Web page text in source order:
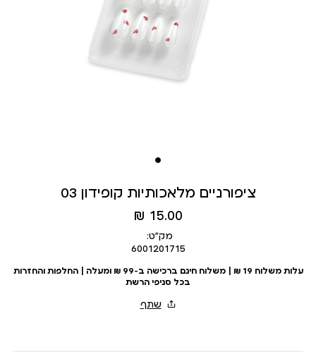
ציפורניים מלאכותיות קופידון 03
מחיר
מוצר
15.00 ₪
מק״ט:
6001201715
עלות משלוח 19 ₪ | משלוח חינם ברכישה ב-99 ₪ ומעלה | החלפות והחזרות
בכל סניפי הרשת